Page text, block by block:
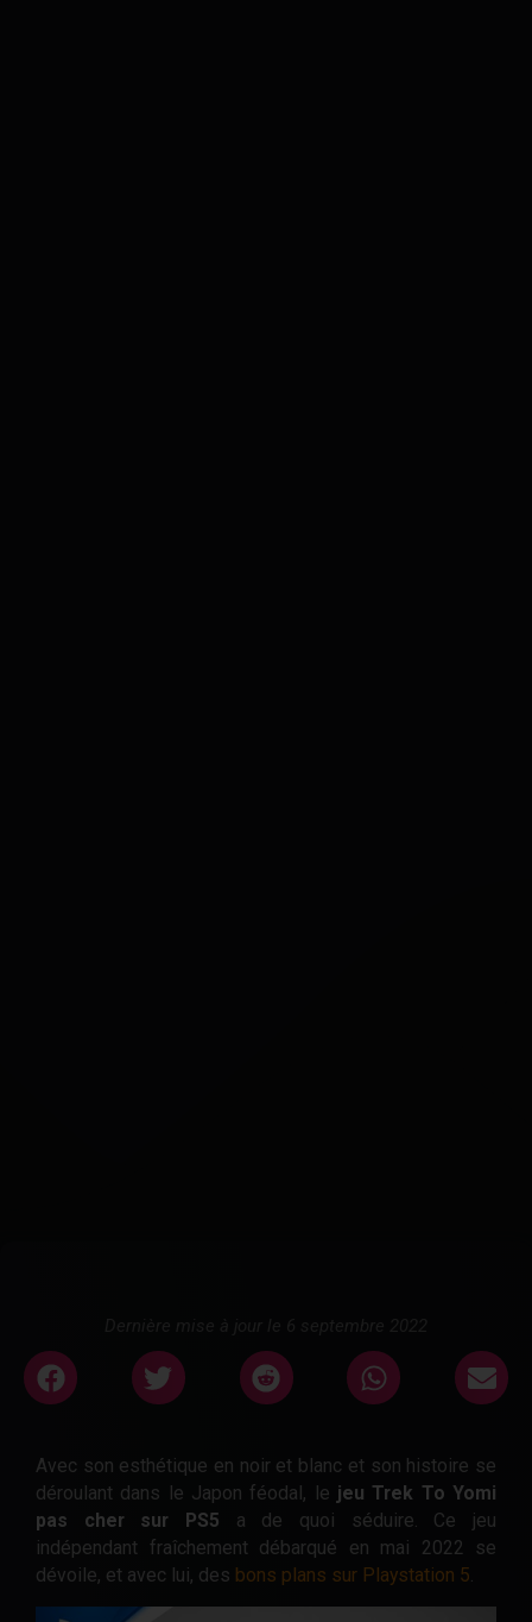
Avec son esthétique en noir et blanc et son histoire se
déroulant dans le Japon féodal, le jeu Trek To Yomi
pas cher sur PS5 a de quoi séduire. Ce jeu
indépendant fraîchement débarqué en mai 2022 se
dévoile, et avec lui, des bons plans sur Playstation 5.